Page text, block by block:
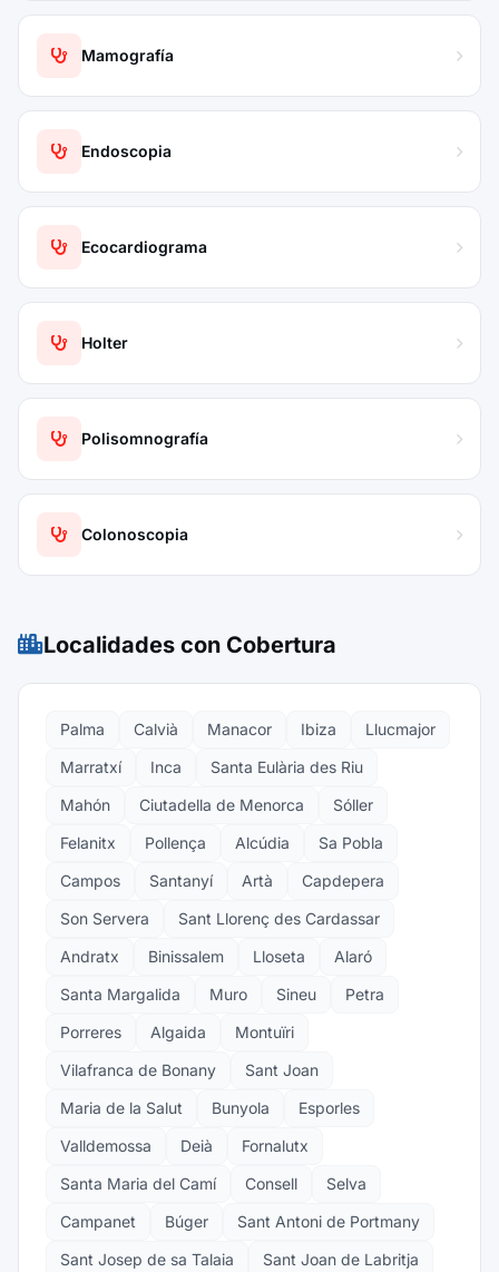
Mamografía
Endoscopia
Ecocardiograma
Holter
Polisomnografía
Colonoscopia
Localidades con Cobertura
Palma Calvià Manacor Ibiza
Llucmajor
Marratxí
Inca
Santa Eulària des Riu
Mahón
Ciutadella de Menorca
Sóller
Felanitx
Pollença Alcúdia
Sa Pobla
Campos
Santanyí Artà
Capdepera
Son Servera
Sant Llorenç des Cardassar
Andratx
Binissalem Lloseta
Alaró
Santa Margalida
Muro Sineu
Petra
Porreres
Algaida
Montuïri
Vilafranca de Bonany
Sant Joan
Maria de la Salut
Bunyola
Esporles
Valldemossa
Deià
Fornalutx
Santa Maria del Camí
Consell
Selva
Campanet
Búger
Sant Antoni de Portmany
Sant Josep de sa Talaia
Sant Joan de Labritja